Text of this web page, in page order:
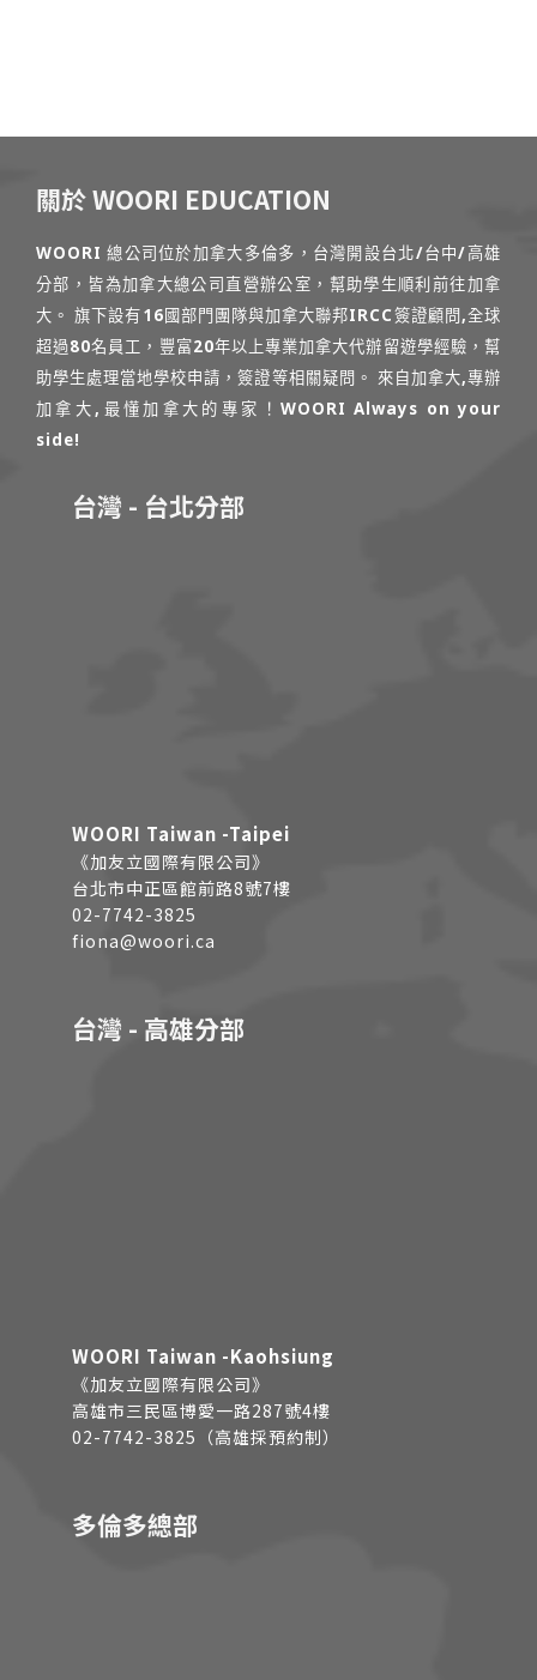
關於 WOORI EDUCATION
WOORI 總公司位於加拿大多倫多，台灣開設台北/台中/高雄
分部，皆為加拿大總公司直營辦公室，幫助學生順利前往加拿
大。 旗下設有16國部門團隊與加拿大聯邦IRCC簽證顧問,全球
超過80名員工，豐富20年以上專業加拿大代辦留遊學經驗，幫
助學生處理當地學校申請，簽證等相關疑問。 來自加拿大,專辦
加拿大,最懂加拿大的專家！WOORI Always on your
side!
台灣 - 台北分部
WOORI Taiwan -Taipei
《加友立國際有限公司》
台北市中正區館前路8號7樓
02-7742-3825
fiona@woori.ca
台灣 - 高雄分部
WOORI Taiwan -Kaohsiung
《加友立國際有限公司》
高雄市三民區博愛一路287號4樓
02-7742-3825（高雄採預約制）
多倫多總部